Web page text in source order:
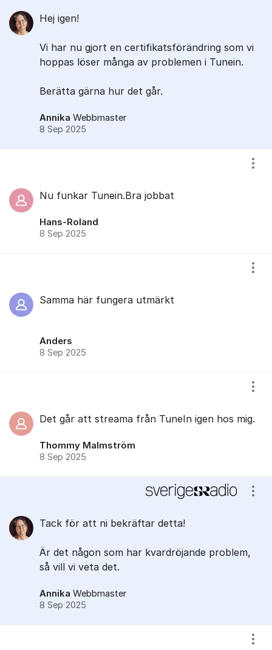
Hej igen!
Vi har nu gjort en certifikatsförändring som vi
hoppas löser många av problemen i Tunein.
Berätta gärna hur det går.
Annika Webbmaster
8 Sep 2025
Nu funkar Tunein.Bra jobbat
Hans-Roland
8 Sep 2025
Samma här fungera utmärkt
Anders
8 Sep 2025
Det går att streama från TuneIn igen hos mig.
Thommy Malmström
8 Sep 2025
Tack för att ni bekräftar detta!
Är det någon som har kvardröjande problem,
så vill vi veta det.
Annika Webbmaster
8 Sep 2025